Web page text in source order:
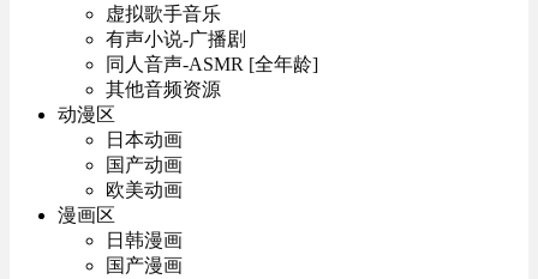
虚拟歌手音乐
有声小说-广播剧
同人音声-ASMR [全年龄]
其他音频资源
动漫区
日本动画
国产动画
欧美动画
漫画区
日韩漫画
国产漫画